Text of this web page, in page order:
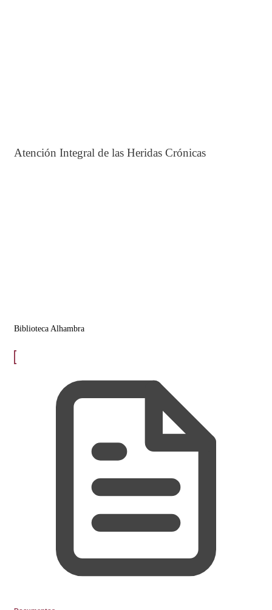
Atención Integral de las Heridas Crónicas
Biblioteca Alhambra